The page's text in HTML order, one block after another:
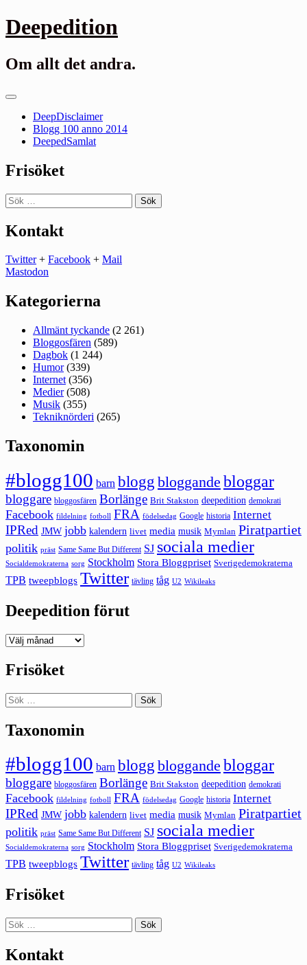
Gå
till
Deepedition
Om allt det andra.
Primär
DeepDisclaimer
Blogg 100 anno 2014
DeepedSamlat
Frisöket
Sök
efter:
Kontakt
Twitter+ Facebook + Mail
Mastodon
Kategorierna
Allmänt tyckande (2 261)
Bloggosfären (589)
Dagbok (1 244)
Humor(339)
Internet (356)
Medier(508)
Musik (355)
Tekniknörderi (265)
Taxonomin
#blogg100 barn blogg bloggande bloggar
bloggare bloggosfären Borlänge Brit Stakston deepedition demokrati
Facebook fildelning fotboll FRA födelsedag Google historia Internet
IPRed JMW jobb kalendern livet media musik Mymlan Piratpartiet
politik präst Same Same But Different SJ sociala medier
Socialdemokraterna sorg Stockholm Stora Bloggpriset Sverigedemokraterna
TPB tweepblogs Twitter tävling tåg U2 Wikileaks
Deepedition förut
Deepedition
Frisöket
Sök
efter:
Taxonomin
#blogg100 barn blogg bloggande bloggar
bloggare bloggosfären Borlänge Brit Stakston deepedition demokrati
Facebook fildelning fotboll FRA födelsedag Google historia Internet
IPRed JMW jobb kalendern livet media musik Mymlan Piratpartiet
politik präst Same Same But Different SJ sociala medier
Socialdemokraterna sorg Stockholm Stora Bloggpriset Sverigedemokraterna
TPB tweepblogs Twitter tävling tåg U2 Wikileaks
Frisöket
Sök
efter:
Kontakt